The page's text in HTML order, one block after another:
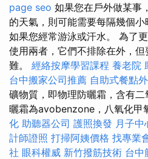
page seo 如果您在戶外做某事
的天氣，則可能需要每隔幾個小
如果您經常游泳或汗水。 為了
使用兩者，它們不排除在外，
難。 經絡按摩學習課程 養老院
台中搬家公司推薦 自助式餐點
礦物質，即物理防曬霜，含有
曬霜為avobenzone，八氧化甲
化 助聽器公司 護照換發 月子中
計師證照 打掃阿姨價格 找專業
社 眼科權威 新竹撥筋技術 台中